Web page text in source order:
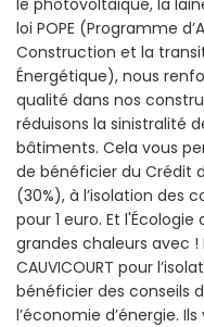
le photovoltaïque, la
loi POPE (Programme
Construction et la
Énergétique), nous
qualité dans nos
réduisons la sinistralité
bâtiments. Cela vous
de bénéficier du Crédit
(30%), à l’isolation des
pour 1 euro. Et
grandes chaleurs avec !
CAUVICOURT pour
bénéficier des conseils
l’économie d’énergie.